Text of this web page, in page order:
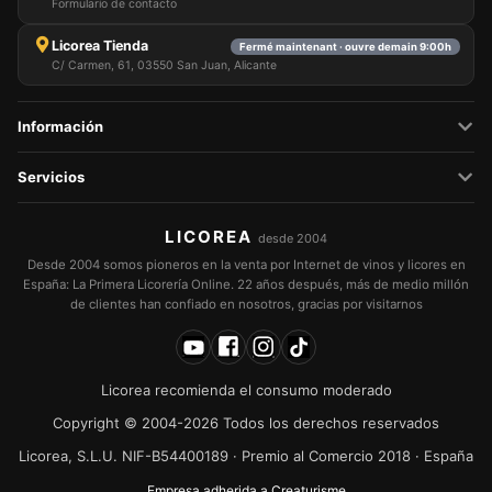
Formulario de contacto
Licorea Tienda Fermé maintenant · ouvre demain 9:00h
C/ Carmen, 61, 03550 San Juan, Alicante
Información
Servicios
LICOREA desde 2004
Desde 2004 somos pioneros en la venta por Internet de vinos y licores en
España: La Primera Licorería Online. 22 años después, más de medio millón
de clientes han confiado en nosotros, gracias por visitarnos
Licorea recomienda el consumo moderado
Copyright © 2004-2026 Todos los derechos reservados
Licorea, S.L.U. NIF-B54400189 · Premio al Comercio 2018 · España